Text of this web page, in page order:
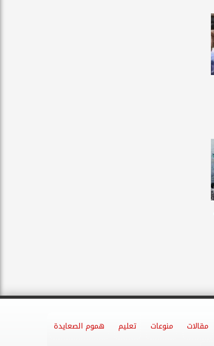
مقالات منوعات تعليم هموم الصعايدة